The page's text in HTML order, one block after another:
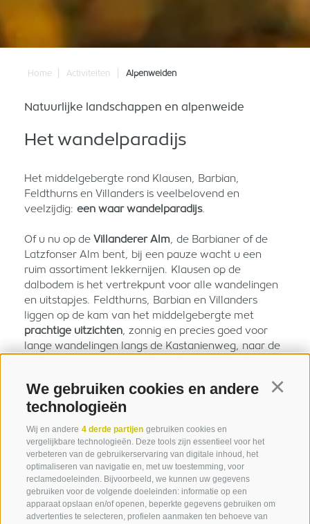
We gebruiken cookies en andere
technologieën
Wij en andere 4 derde partijen gebruiken cookies en
vergelijkbare technologieën. Deze tools zijn essentieel voor het
verbeteren van de gebruikerservaring van digitale inhoud, het
optimaliseren van navigatie en, met uw toestemming, voor
reclamedoeleinden. Bijvoorbeeld, we kunnen uw gegevens
gebruiken voor de volgende doeleinden: informatie op een
apparaat opslaan en/of openen, beperkte gegevens gebruiken om
advertenties te selecteren, profielen aanmaken ten behoeve van
Home Activiteiten Alpenweiden
Natuurlijke landschappen en alpenweide
Het wandelparadijs
Het middelgebergte rond Klausen, Barbian,
Feldthurns en Villanders is veelbelovend en
veelzijdig: een waar wandelparadijs.
Of u nu op de Villanderer Alm , de Barbianer of de
Latzfonser Alm bent, bij een pauze wacht u een
ruim assortiment lekkernijen. Klausen op de
dalbodem is het vertrekpunt voor alle wandelingen
en uitstapjes. Feldthurns, Barbian en Villanders
liggen op de kam van het middelgebergte met
prachtige uitzichten , zonnig en precies goed voor
lange wandelingen langs de Kastanienweg, naar de
Hetnatuuraanbodin onze belevenisrijke regio is zo
de dalbodem rond Klausen bevinden zich de
riviervlaktes van de Eisack, ideaal voor uitgebreide
fietstochten enwandelingen.
In het zuiden maakt de Villanderer Alm met de
Rittner Horn hetwandelparadijsaan één kant van